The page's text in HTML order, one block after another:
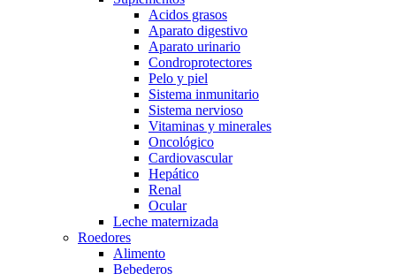
Acidos grasos
Aparato digestivo
Aparato urinario
Condroprotectores
Pelo y piel
Sistema inmunitario
Sistema nervioso
Vitaminas y minerales
Oncológico
Cardiovascular
Hepático
Renal
Ocular
Leche maternizada
Roedores
Alimento
Bebederos